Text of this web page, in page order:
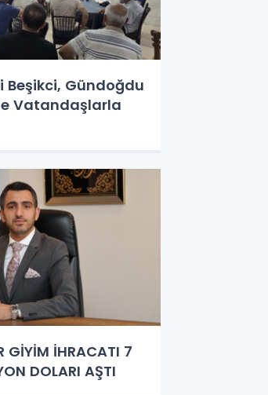
Beşikci, Gündoğdu
Vatandaşlarla
GİYİM İHRACATI 7
DOLARI AŞTI